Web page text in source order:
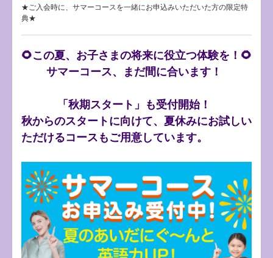
★ご入会時に、サマーコースを一緒にお申込みいただいた方の限定特
典★
🌻この夏、お子さまの将来に役立つ体験を！🌻
サマーコース、まだ間に合います！
「秋期スタート」も受付開始！
秋からのスタートに向けて、夏休みにお試しい
ただけるコースもご用意しています。